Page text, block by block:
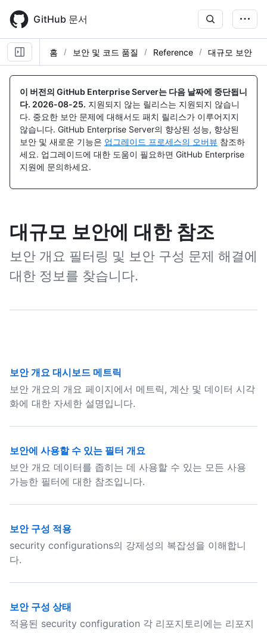
main
content
GitHub 문서
홈 보안 및 코드 품질 Reference 대규모 보안
이 버전의 GitHub Enterprise Server는 다음 날짜에 중단됩니
다. 2026-08-25. 지원되지 않는 릴리스는 지원되지 않습니
다. 중요한 보안 문제에 대해서도 패치 릴리스가 이루어지지
않습니다. GitHub Enterprise Server의 향상된 성능, 향상된
보안 및 새로운 기능은 업그레이드 프로세스의 오버뷰 참조하
세요. 업그레이드에 대한 도움이 필요하면 GitHub Enterprise
지원에 문의하세요.
대규모 보안에 대한 참조
보안 개요 필터링 및 보안 구성 문제 해결에
대한 정보를 찾습니다.
보안 개요 대시보드 메트릭
보안 개요의 개요 페이지에서 메트릭, 계산 및 데이터 시각
화에 대한 자세한 설명입니다.
보안에 사용할 수 있는 필터 개요
보안 개요 데이터를 좁히는 데 사용할 수 있는 모든 사용
가능한 필터에 대한 참조입니다.
보안 구성 적용
security configurations의 강제성의 복잡성을 이해합니
다.
보안 구성 상태
적용된 security configuration 각 리포지토리에는 리포지